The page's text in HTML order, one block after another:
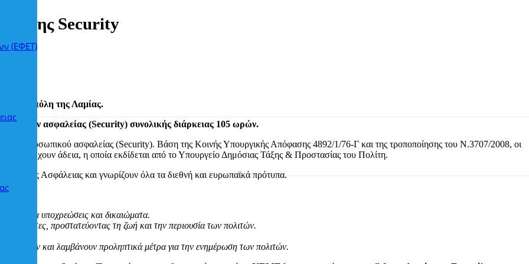
(ΕΦΕΤ)
Security
στην πόλη της Λαμίας.
ασφαλείας (Security) συνολικής διάρκειας 105 ωρών.
προσωπικού ασφαλείας (Security). Βάση της Κοινής Υπουργικής Απόφασης 4892/1/76-Γ και της τροποποίησης του Ν.3707/2008, οι
κατέχουν άδεια, η οποία εκδίδεται από το Υπουργείο Δημόσιας Τάξης & Προστασίας του Πολίτη.
Ασφάλειας και γνωρίζουν όλα τα διεθνή και ευρωπαϊκά πρότυπα.
ότι:
για υποχρεώσεις και δικαιώματα.
προστατεύοντας τη ζωή και την περιουσία των πολιτών.
και λαμβάνουν προληπτικά μέτρα για την ενημέρωση των πολιτών.